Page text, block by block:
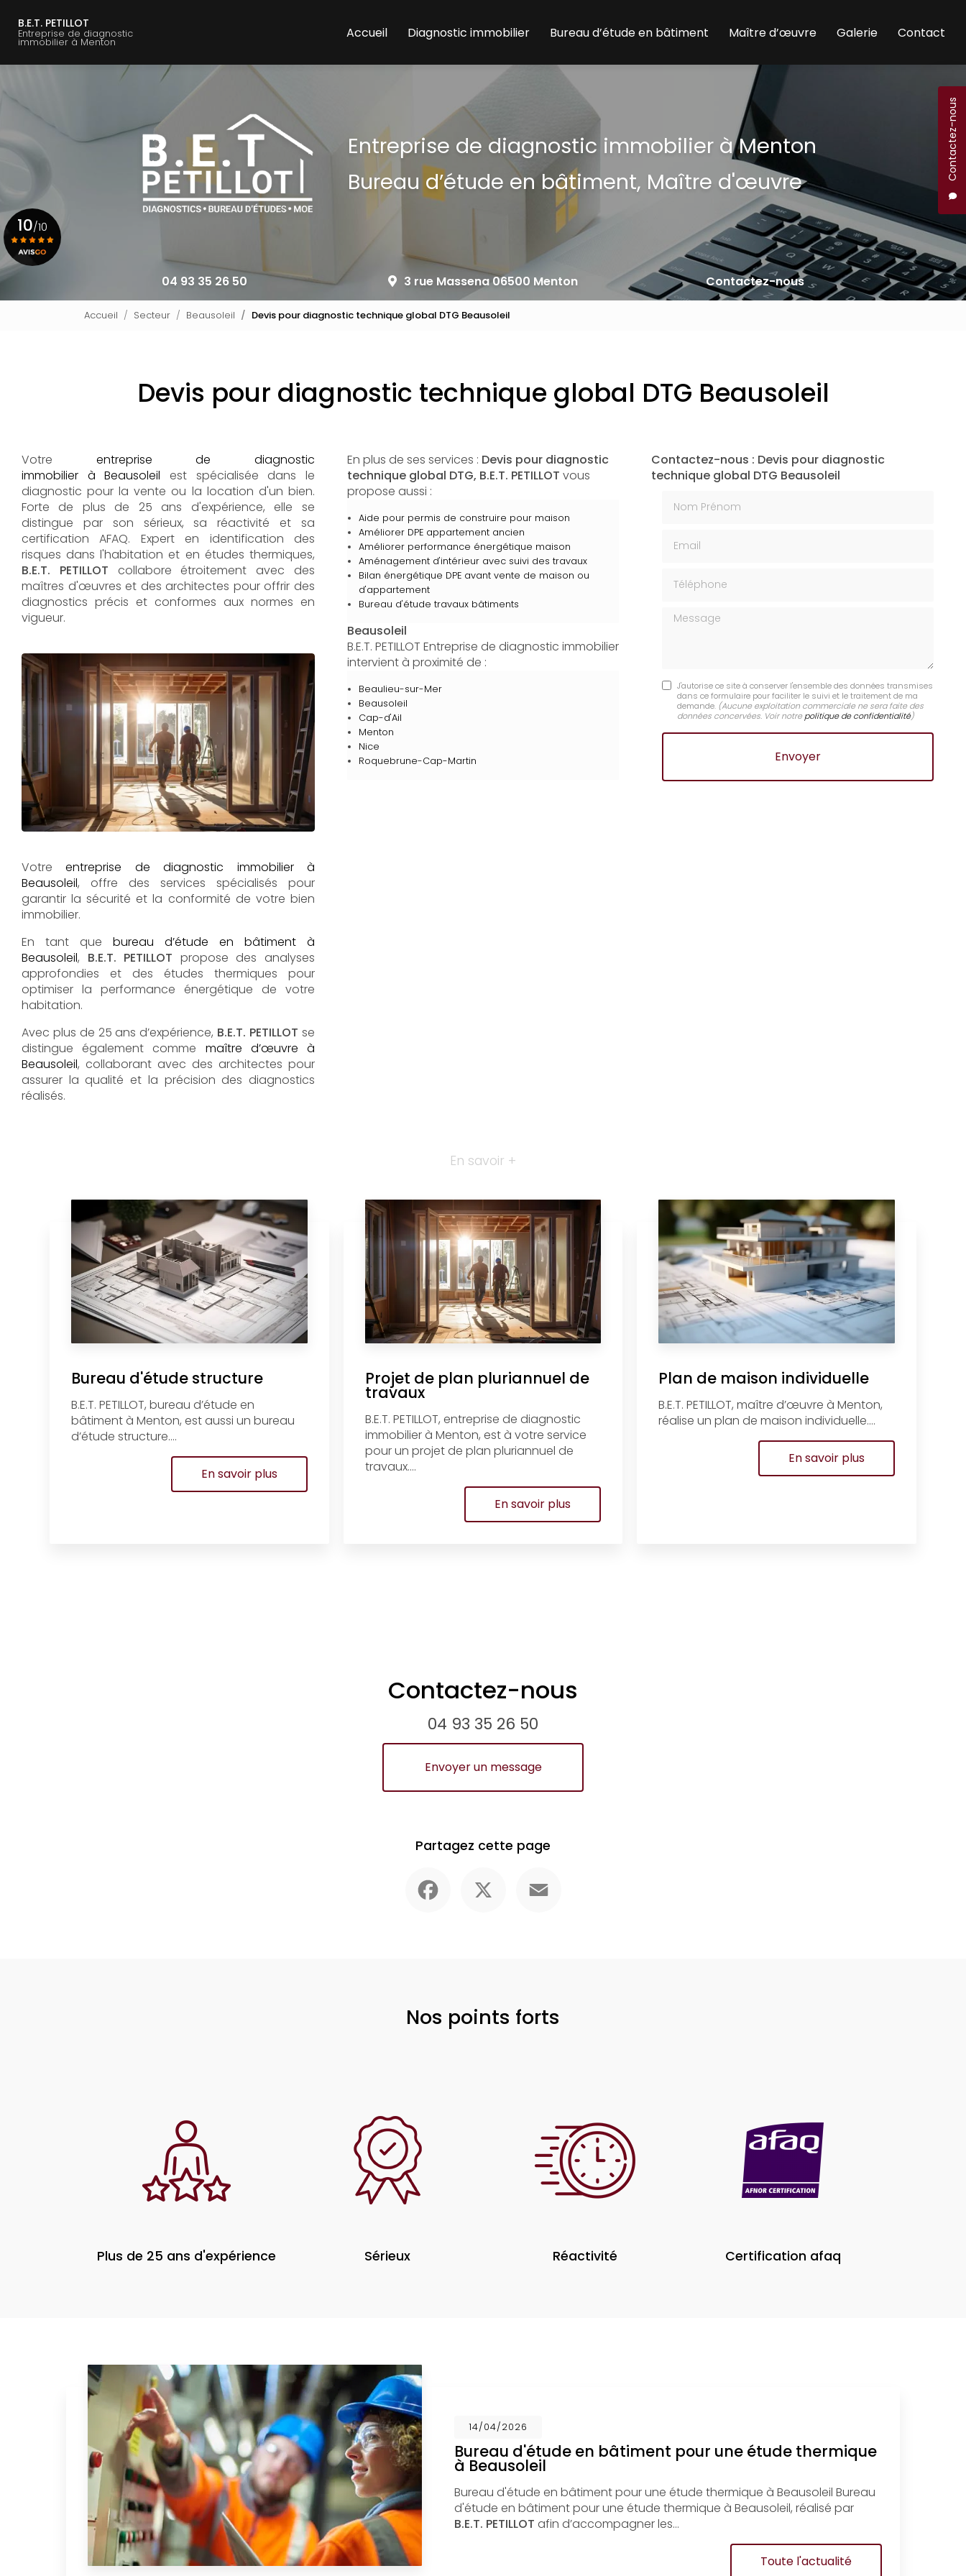
contenu
B.E.T. PETILLOT
Entreprise de diagnostic
immobilier à Menton
Contactez-nous
Accueil
Diagnostic immobilier Bureau d’étude en bâtiment Maître d’œuvre Galerie Contact
Entreprise de diagnostic immobilier à Menton
Bureau d’étude en bâtiment, Maître d'œuvre
04 93 35 26 50 3 rue Massena 06500 Menton Contactez-nous
10/10
Accueil Secteur Beausoleil Devis pour diagnostic technique global DTG Beausoleil
Devis pour diagnostic technique global DTG Beausoleil
Votre entreprise de diagnostic
immobilier à Beausoleil est spécialisée dans le
diagnostic pour la vente ou la location d'un bien.
Forte de plus de 25 ans d'expérience, elle se
distingue par son sérieux, sa réactivité et sa
certification AFAQ. Expert en identification des
risques dans l'habitation et en études thermiques,
B.E.T. PETILLOT collabore étroitement avec des
maîtres d'œuvres et des architectes pour offrir des
diagnostics précis et conformes aux normes en
vigueur.
Votreentreprise de diagnostic immobilier à
Beausoleil, offre des services spécialisés pour
garantir la sécurité et la conformité de votre bien
immobilier.
En tant que bureau d’étude en bâtiment à
Beausoleil, B.E.T. PETILLOT propose des analyses
approfondies et des études thermiques pour
optimiser la performance énergétique de votre
habitation.
Avec plus de 25 ans d’expérience, B.E.T. PETILLOT se
distingue également comme maître d’œuvre à
Beausoleil, collaborant avec des architectes pour
assurer la qualité et la précision des diagnostics
réalisés.
En plus de ses services : Devis pour diagnostic
technique global DTG, B.E.T. PETILLOT vous
propose aussi :
Aide pour permis de construire pour maison
Améliorer DPE appartement ancien
Améliorer performance énergétique maison
Aménagement d'intérieur avec suivi des travaux
Bilan énergétique DPE avant vente de maison ou
d'appartement
Bureau d'étude travaux bâtiments
Beausoleil
B.E.T. PETILLOT Entreprise de diagnostic immobilier
intervient à proximité de :
Beaulieu-sur-Mer
Beausoleil
Cap-d'Ail
Menton
Nice
Roquebrune-Cap-Martin
Contactez-nous : Devis pour diagnostic
technique global DTG Beausoleil
Message
J'autorise ce site à conserver l'ensemble des données transmises
dans ce formulaire pour faciliter le suivi et le traitement de ma
demande. (Aucune exploitation commerciale ne sera faite des
données concervées. Voir notre politique de confidentialité)
En savoir +
Bureau d'étude structure
B.E.T. PETILLOT, bureau d’étude en
bâtiment à Menton, est aussi un bureau
d’étude structure....
En savoir plus
Projet de plan pluriannuel de
travaux
B.E.T. PETILLOT, entreprise de diagnostic
immobilier à Menton, est à votre service
pour un projet de plan pluriannuel de
travaux....
En savoir plus
Plan de maison individuelle
B.E.T. PETILLOT, maître d’œuvre à Menton,
réalise un plan de maison individuelle....
En savoir plus
Contactez-nous
04 93 35 26 50
Envoyer un message
Partagez cette page
Nos points forts
Plus de 25 ans d'expérience Sérieux Réactivité Certification afaq
14/04/2026
Bureau d'étude en bâtiment pour une étude thermique
à Beausoleil
Bureau d'étude en bâtiment pour une étude thermique à Beausoleil Bureau
d'étude en bâtiment pour une étude thermique à Beausoleil, réalisé par
B.E.T. PETILLOT afin d’accompagner les…
Toute l'actualité